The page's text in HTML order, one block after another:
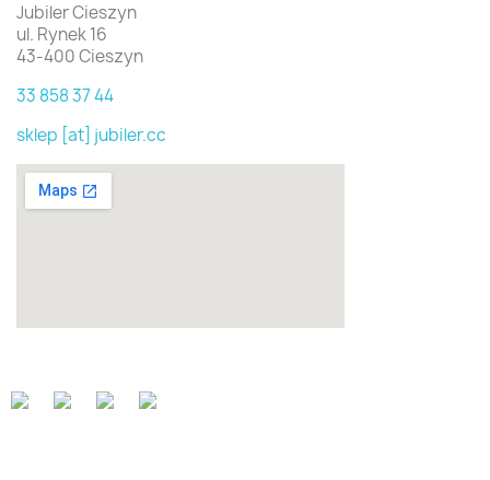
Jubiler Cieszyn
ul. Rynek 16
43-400 Cieszyn
33 858 37 44
sklep [at] jubiler.cc